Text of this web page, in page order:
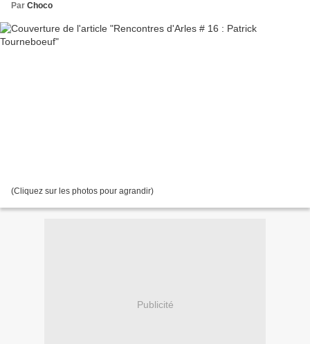
Par Choco
(Cliquez sur les photos pour agrandir)
Publicité